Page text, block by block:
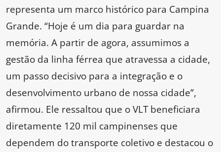
representa um marco histórico para Campina
Grande. “Hoje é um dia para guardar na
memória. A partir de agora, assumimos a
gestão da linha férrea que atravessa a cidade,
um passo decisivo para a integração e o
desenvolvimento urbano de nossa cidade”,
afirmou. Ele ressaltou que o VLT beneficiara
diretamente 120 mil campinenses que
dependem do transporte coletivo e destacou o